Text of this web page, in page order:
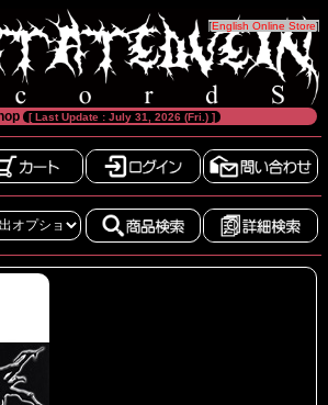
[English Online Store]
[ Last Update : July 31, 2026 (Fri.) ]